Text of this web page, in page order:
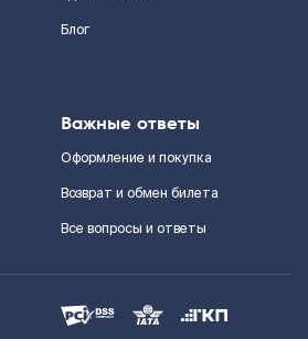
Блог
Важные ответы
Оформление и покупка
Возврат и обмен билета
Все вопросы и ответы